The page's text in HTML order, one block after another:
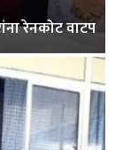
रेनकोट वाटप